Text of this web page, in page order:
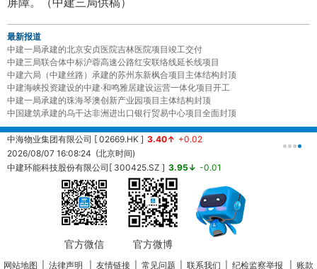
屏障。（中建三局供稿）
最新报道
中建一局承建的北京安贞医院吉林医院项目竣工交付
中建三局联合体中标沪蓉高速公路红安联络线延长线项目
中建六局（中建丝路）承建的苏州东新枫合项目主体结构封顶
中建海峡投资建设的中建·和鸣雅居建设运营一体化项目开工
中建一局承建的珠海琴澳创新产业园项目主体结构封顶
中国建筑承建的乌干达非洲进出口银行贸易中心项目全面封顶
中海物业集团有限公司 [ 02669.HK ] 3.40↑ +0.02
2026/08/07 16:08:24 (北京时间)
中建环能科技股份有限公司[ 300425.SZ ] 3.95↓ -0.01
20260807161457 (北京时间)
官方微信 官方微博
网站地图 法律声明 友情链接 常见问题 联系我们 纪检监察举报 账款